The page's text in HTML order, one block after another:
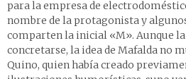
para la empresa de
nombre de la protagonista y
comparten la inicial «M». Aunque
concretarse, la idea de Mafalda no
Quino, quien había creado